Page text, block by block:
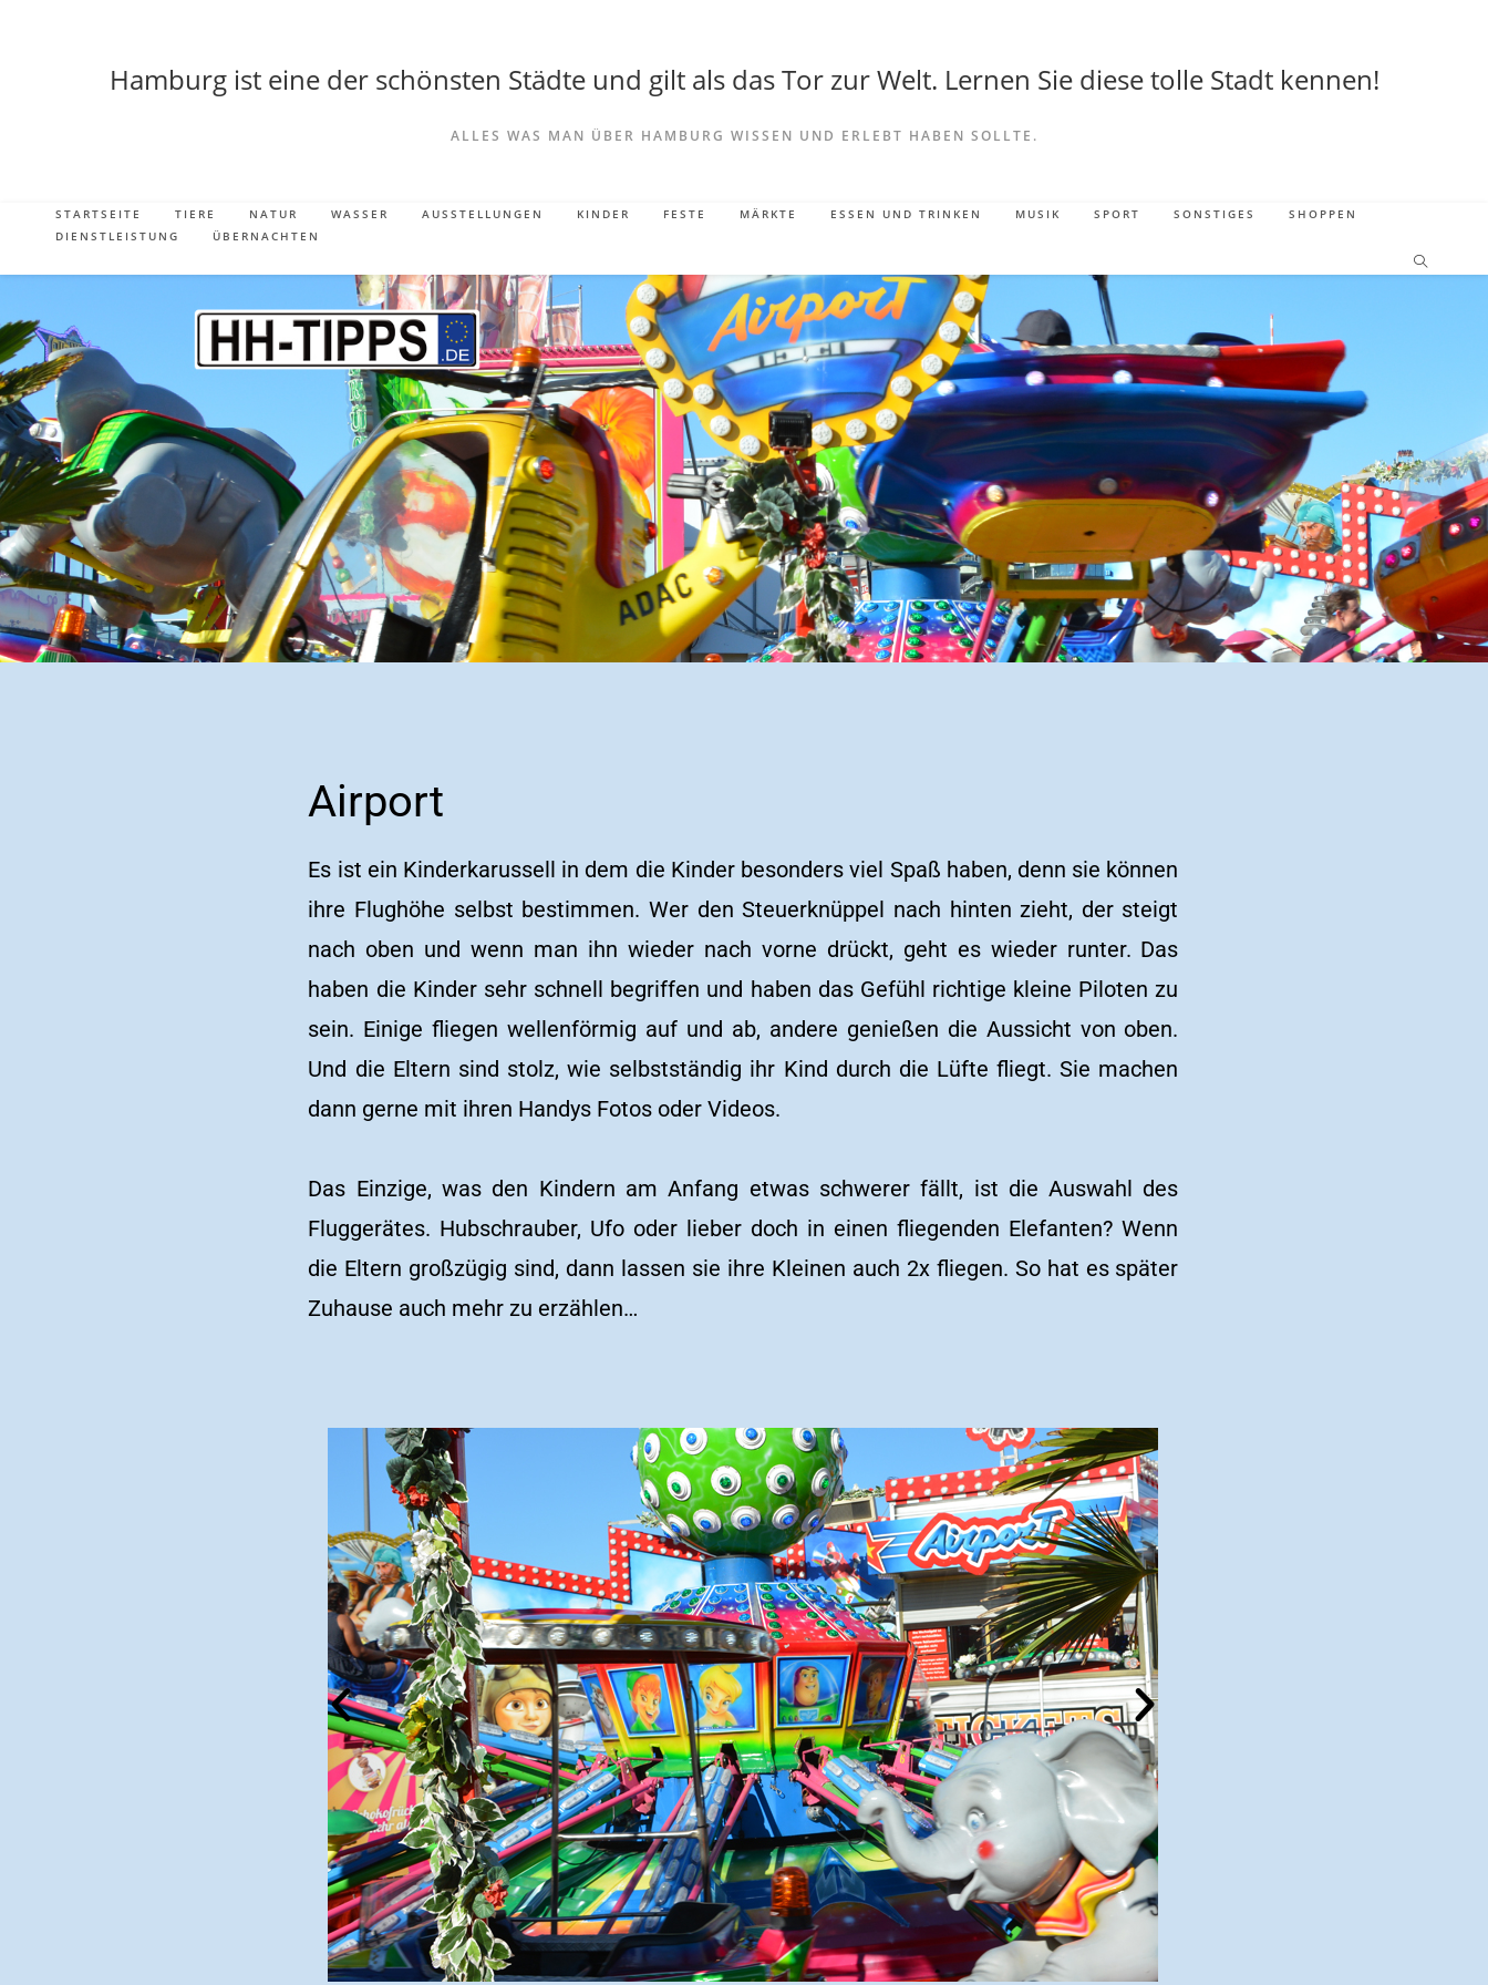
Hamburg ist eine der schönsten Städte und gilt als das Tor zur Welt. Lernen Sie diese tolle Stadt kennen!
ALLES WAS MAN ÜBER HAMBURG WISSEN UND ERLEBT HABEN SOLLTE.
STARTSEITE TIERE NATUR WASSER AUSSTELLUNGEN KINDER FESTE MÄRKTE ESSEN UND TRINKEN MUSIK SPORT SONSTIGES
SHOPPEN
DIENSTLEISTUNG
ÜBERNACHTEN
Airport
Es ist ein Kinderkarussell in dem die Kinder besonders viel Spaß haben, denn sie können
ihre Flughöhe selbst bestimmen. Wer den Steuerknüppel nach hinten zieht, der steigt
nach oben und wenn man ihn wieder nach vorne drückt, geht es wieder runter. Das
haben die Kinder sehr schnell begriffen und haben das Gefühl richtige kleine Piloten zu
sein. Einige fliegen wellenförmig auf und ab, andere genießen die Aussicht von oben.
Und die Eltern sind stolz, wie selbstständig ihr Kind durch die Lüfte fliegt. Sie machen
dann gerne mit ihren Handys Fotos oder Videos.
Das Einzige, was den Kindern am Anfang etwas schwerer fällt, ist die Auswahl des
Fluggerätes. Hubschrauber, Ufo oder lieber doch in einen fliegenden Elefanten? Wenn
die Eltern großzügig sind, dann lassen sie ihre Kleinen auch 2x fliegen. So hat es später
Zuhause auch mehr zu erzählen…